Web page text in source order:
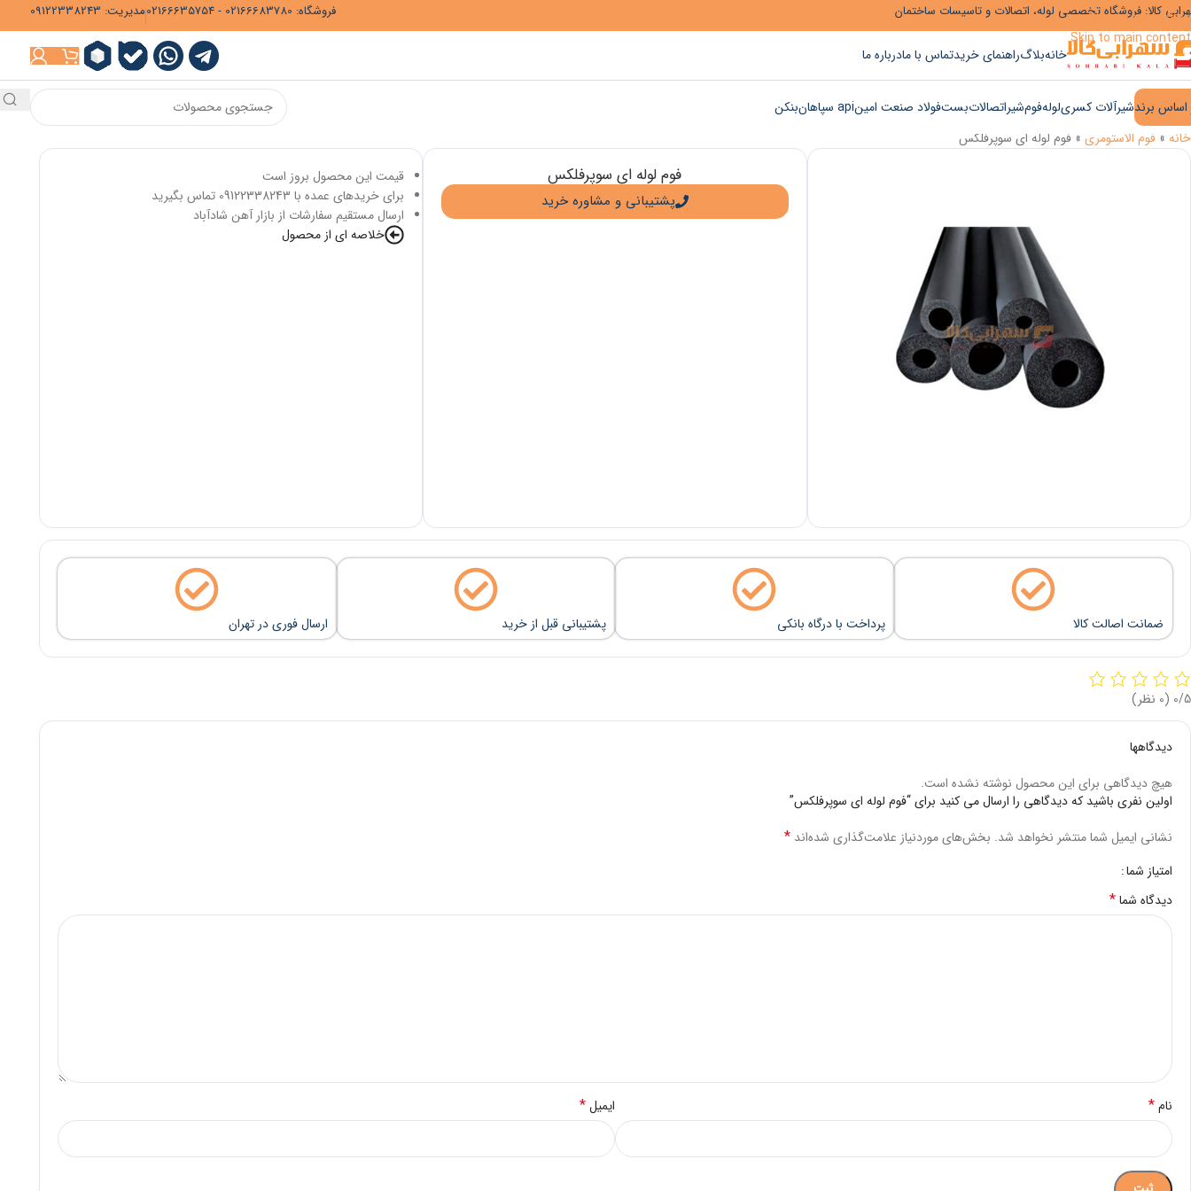
Skip to navigation
Skip to main content
کالا: فروشگاه تخصصی لوله، اتصالات و تاسیسات ساختمان فروشگاه: 02166683780 - 02166635754 مدیریت: 09122338243
خانهبلاگراهنمای خریدتماس با مادرباره ما
اساس برندشیرآلات کسریلولهفومشیراتصالاتبستفولاد صنعت امینapi سپاهان
بنکن
خانه » فوم الاستومری » فوم لوله ای سوپرفلکس
قیمت این محصول بروز است
برای خریدهای عمده با 09122338243 تماس بگیرید
ارسال مستقیم سفارشات از بازار آهن شادآباد
خلاصه ای از محصول
فوم لوله ای سوپرفلکس
پشتیبانی و مشاوره خرید
ضمانت اصالت کالا پرداخت با درگاه بانکی پشتیبانی قبل از خرید ارسال فوری در تهران
‫0/5 ‫(0 نظر)
دیدگاهها
هیچ دیدگاهی برای این محصول نوشته نشده است.
اولین نفری باشید که دیدگاهی را ارسال می کنید برای “فوم لوله ای سوپرفلکس”
نشانی ایمیل شما منتشر نخواهد شد. بخش‌های موردنیاز علامت‌گذاری شده‌اند *
امتیاز شما
دیدگاه شما*
نام* ایمیل*